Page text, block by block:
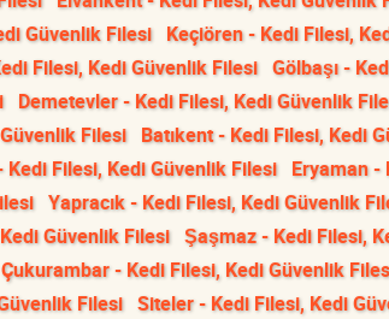
Güvenlik Filesi Keçiören - Kedi Filesi,
Filesi, Kedi Güvenlik Filesi Gölbaşı -
Demetevler - Kedi Filesi, Kedi Güvenlik
Filesi Batıkent - Kedi Filesi, Kedi
Kedi Filesi, Kedi Güvenlik Filesi Eryaman -
Yapracık - Kedi Filesi, Kedi Güvenlik
Güvenlik Filesi Şaşmaz - Kedi Filesi,
Çukurambar - Kedi Filesi, Kedi Güvenlik
Filesi Siteler - Kedi Filesi, Kedi